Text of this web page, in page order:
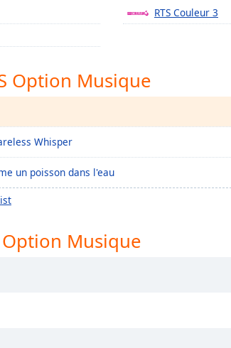
RTS Couleur 3
Option Musique
Whisper
un poisson dans l'eau
Option Musique